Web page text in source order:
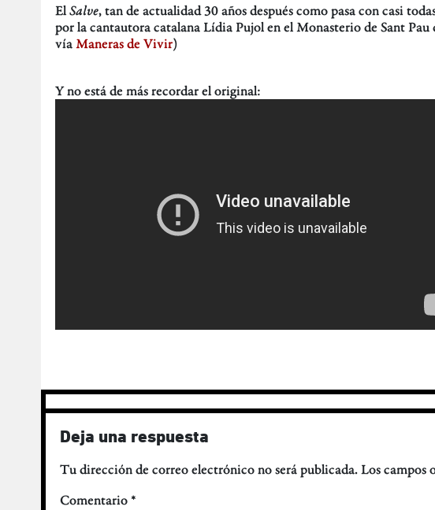
ElSalve, tan de actualidad 30 años después como pasa con casi
por la cantautora catalana Lídia Pujol en el Monasterio de Sant
víaManeras de Vivir)
Y no está de más recordar el original:
Deja una respuesta
Tu dirección de correo electrónico no será publicada.Los campos
Comentario*